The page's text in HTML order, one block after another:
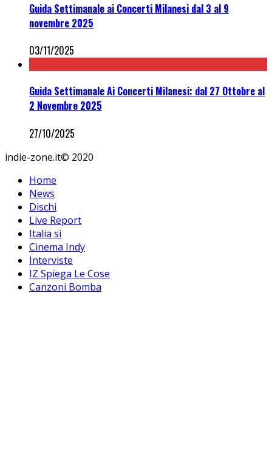
Guida Settimanale ai Concerti Milanesi dal 3 al 9
novembre 2025
03/11/2025
Guida Settimanale Ai Concerti Milanesi: dal 27 Ottobre al
2 Novembre 2025
27/10/2025
indie-zone.it© 2020
Home
News
Dischi
Live Report
Italia sì
Cinema Indy
Interviste
IZ Spiega Le Cose
Canzoni Bomba